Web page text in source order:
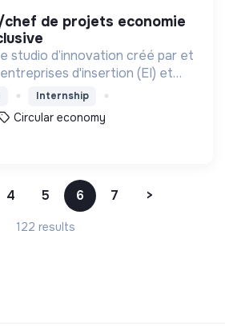
studio d’innovation créé par et
d'insertion (EI) et
Internship
Circular economy
4 5 6 7 >
122 results